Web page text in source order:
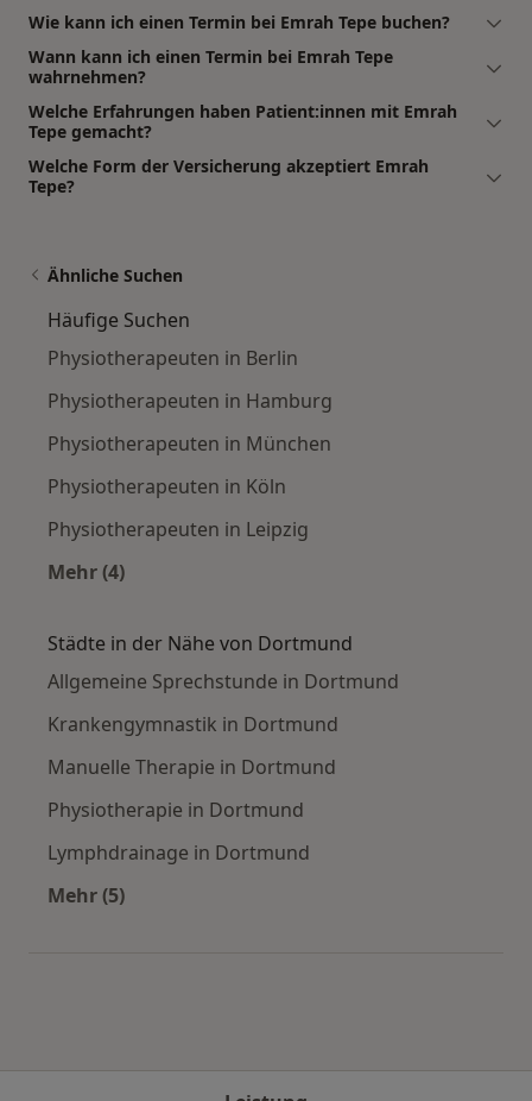
Wie kann ich einen Termin bei Emrah Tepe buchen?
Wann kann ich einen Termin bei Emrah Tepe
wahrnehmen?
Welche Erfahrungen haben Patient:innen mit Emrah
Tepe gemacht?
Welche Form der Versicherung akzeptiert Emrah
Tepe?
Ähnliche Suchen
Häufige Suchen
Physiotherapeuten in Berlin
Physiotherapeuten in Hamburg
Physiotherapeuten in München
Physiotherapeuten in Köln
Physiotherapeuten in Leipzig
Mehr (4)
Städte in der Nähe von Dortmund
Allgemeine Sprechstunde in Dortmund
Krankengymnastik in Dortmund
Manuelle Therapie in Dortmund
Physiotherapie in Dortmund
Lymphdrainage in Dortmund
Mehr (5)